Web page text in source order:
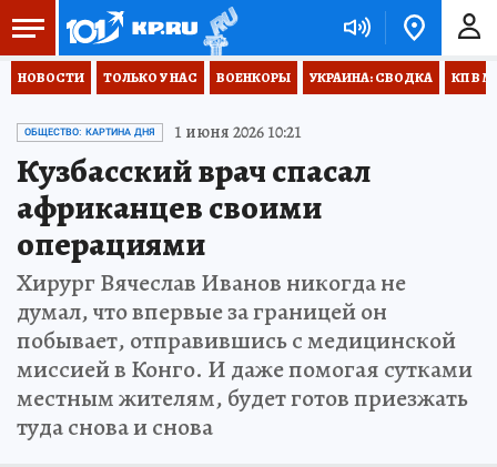
НОВОСТИ ТОЛЬКО У НАС ВОЕНКОРЫ УКРАИНА: СВОДКА КП В
ОБЩЕСТВО: КАРТИНА ДНЯ 1 июня 2026 10:21
Кузбасский врач спасал
африканцев своими
операциями
Хирург Вячеслав Иванов никогда не
думал, что впервые за границей он
побывает, отправившись с медицинской
миссией в Конго. И даже помогая сутками
местным жителям, будет готов приезжать
туда снова и снова